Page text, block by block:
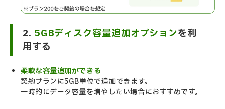
2.5GBディスク容量追加オプションを利
用する
柔軟な容量追加ができる
契約プランに5GB単位で追加できます。
一時的にデータ容量を増やしたい場合におすすめです。